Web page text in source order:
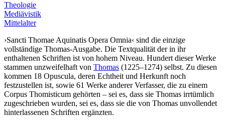
Theologie
Mediävistik
Mittelalter
›Sancti Thomae Aquinatis Opera Omnia‹ sind die einzige
vollständige Thomas-Ausgabe. Die Textqualität der in ihr
enthaltenen Schriften ist von hohem Niveau. Hundert dieser Werke
stammen unzweifelhaft von Thomas (1225–1274) selbst. Zu diesen
kommen 18 Opuscula, deren Echtheit und Herkunft noch
festzustellen ist, sowie 61 Werke anderer Verfasser, die zu einem
Corpus Thomisticum gehörten – sei es, dass sie Thomas irrtümlich
zugeschrieben wurden, sei es, dass sie die von Thomas unvollendet
hinterlassenen Schriften ergänzten.